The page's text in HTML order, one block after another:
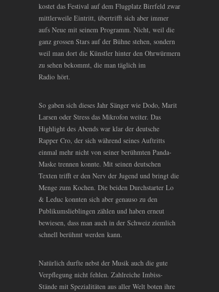
kostet das Festival auf dem Flugplatz Birrfeld zwar
mittlerweile Eintritt, übertrifft sich aber immer
aufs Neue mit seinem Programm. Nicht, weil die
ganz grossen Stars auf der Bühne stehen, sondern
weil man dort die Künstler hinter den Ohrwürmern
zu sehen bekommt, die man täglich im
Radio hört.
So gaben sich dieses Jahr Sänger wie Dodo, Marit
Larsen oder Stress das Mikrofon weiter. Das
Highlight des Abends war klar der deutsche
Rapper Cro, der sich während seines Auftritts
einmal mehr nicht von seiner berühmten Panda-
Maske trennen konnte. Mit seinen deutschen
Texten trifft er den Nerv der Jugend und bringt die
Menge zum Kochen. Die beiden Durchstarter Lo
& Leduc konnten sich aber genauso zu den
Publikumslieblingen zählen und haben erneut
bewiesen, dass man auch in der Schweiz ziemlich
schnell berühmt werden kann.
Natürlich durfte nebst der Musik auch die gute
Verpflegung nicht fehlen. Zahlreiche Imbiss-
Stände mit Spezialitäten aus aller Welt boten ihre